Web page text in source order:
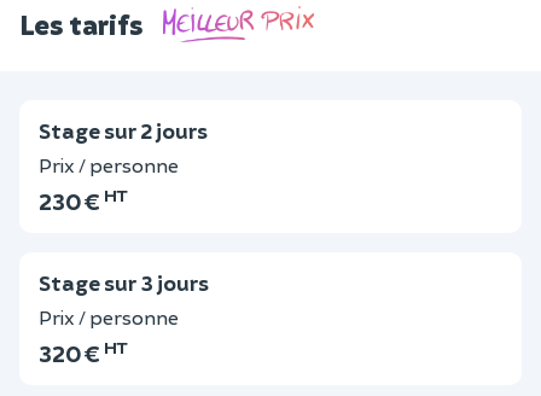
Les tarifs
Stage sur 2 jours
Prix / personne
230 € HT
Stage sur 3 jours
Prix / personne
320 € HT